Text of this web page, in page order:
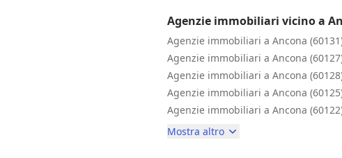
Agenzie immobiliari vicino a
Agenzie immobiliari a Ancona
Agenzie immobiliari a Ancona
Agenzie immobiliari a Ancona
Agenzie immobiliari a Ancona
Agenzie immobiliari a Ancona
Mostra altro